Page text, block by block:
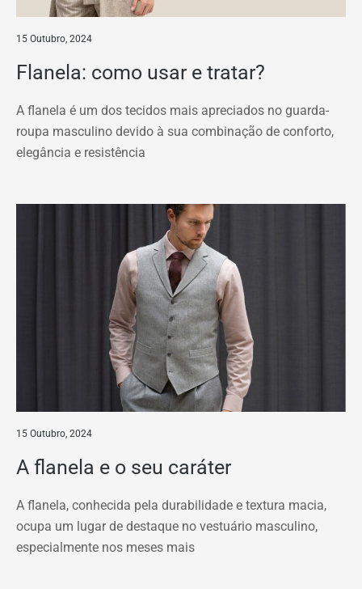
15 Outubro, 2024
Flanela: como usar e tratar?
A flanela é um dos tecidos mais apreciados no guarda-
roupa masculino devido à sua combinação de conforto,
elegância e resistência
15 Outubro, 2024
A flanela e o seu caráter
A flanela, conhecida pela durabilidade e textura macia,
ocupa um lugar de destaque no vestuário masculino,
especialmente nos meses mais